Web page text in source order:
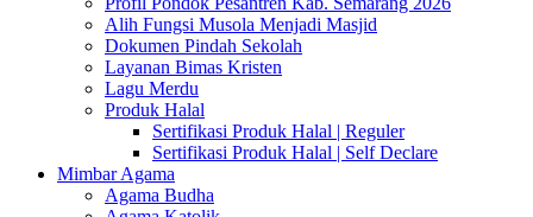
Alih Fungsi Musola Menjadi Masjid
Dokumen Pindah Sekolah
Layanan Bimas Kristen
Lagu Merdu
Produk Halal
Sertifikasi Produk Halal | Reguler
Sertifikasi Produk Halal | Self Declare
Mimbar Agama
Agama Budha